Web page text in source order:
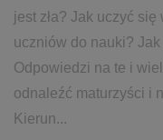
jest zła? Jak uczyć
uczniów do nauki?
Odpowiedzi na te i
odnaleźć maturzyści i
Kierun...